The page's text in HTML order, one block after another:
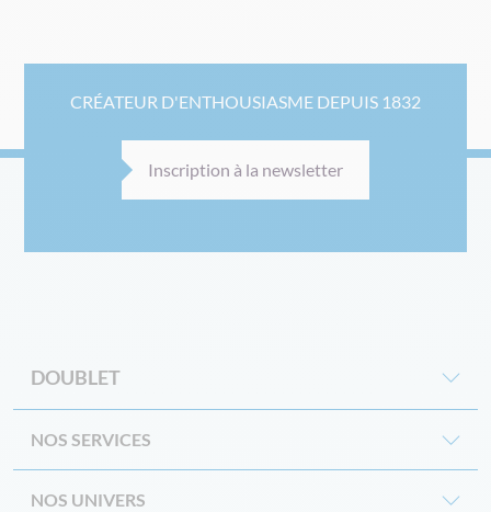
CRÉATEUR D'ENTHOUSIASME DEPUIS 1832
Inscription à la newsletter
DOUBLET
NOS SERVICES
NOS UNIVERS